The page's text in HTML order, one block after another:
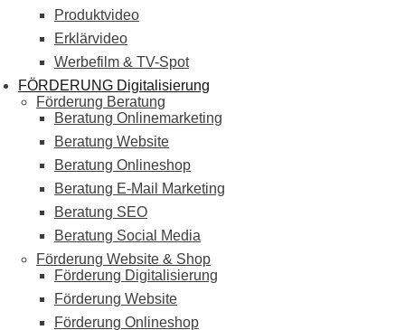
Produktvideo
Erklärvideo
Werbefilm & TV-Spot
FÖRDERUNG Digitalisierung
Förderung Beratung
Beratung Onlinemarketing
Beratung Website
Beratung Onlineshop
Beratung E-Mail Marketing
Beratung SEO
Beratung Social Media
Förderung Website & Shop
Förderung Digitalisierung
Förderung Website
Förderung Onlineshop